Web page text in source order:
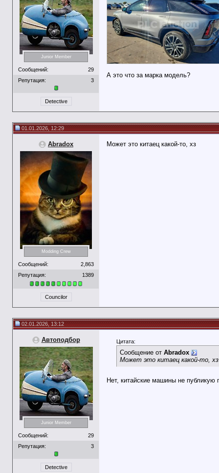
Junior Member
Сообщений:
29
Репутация:
3
Detective
А это что за марка модель?
01.01.2026, 12:29
Abradox
Modding Crew
Сообщений:
2,863
Репутация:
1389
Councilor
Может это китаец какой-то, хз
02.01.2026, 13:12
Автоподбор
Junior Member
Сообщений:
29
Репутация:
3
Detective
Цитата:
Сообщение от Abradox
Может это китаец какой-то, хз
Нет, китайские машины не публикую